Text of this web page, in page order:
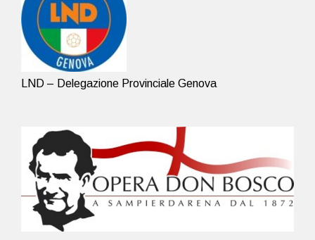
LND – Delegazione Provinciale Genova